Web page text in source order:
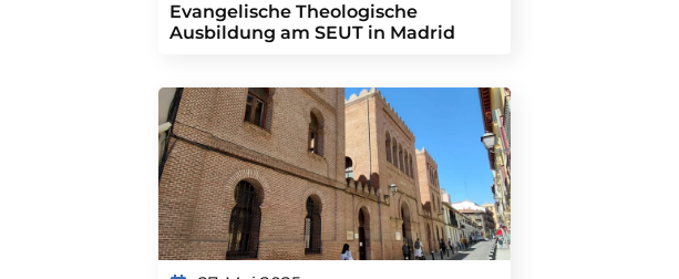
Evangelische Theologische
Ausbildung am SEUT in Madrid